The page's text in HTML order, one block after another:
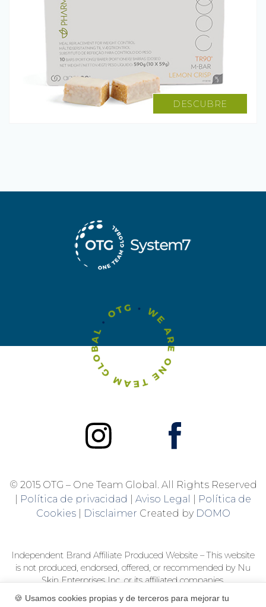
DESCUBRE
© 2015 OTG – One Team Global. All Rights Reserved
Política de privacidad Aviso Legal
Política de
Cookies| Disclaimer Created by DOMO
Independent Brand Affiliate Produced Website – This website
is not produced, endorsed, offered, or recommended by Nu
Skin Enterprises Inc. or its affiliated companies.
This website is not a Nu Skin product catalogue, but a product
🍪 Usamos cookies propias y de terceros para mejorar tu